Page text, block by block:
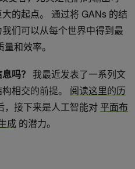
的起点。 通过将 GANs 的结
们可以从每个世界中得到最
和效率。
吗？ 我最近发表了一系列文
相交的前提。 阅读这里的历
，接下来是人工智能对 平面布
成 的潜力。